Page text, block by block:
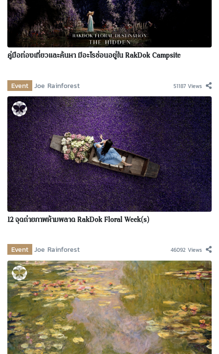
คู่มือท่องเที่ยวและค้นหา มีอะไรซ่อนอยู่ใน RakDok Campsite
Event Joe Rainforest 51187 Views
12 จุดถ่ายภาพห้ามพลาด RakDok Floral Week(s)
Event Joe Rainforest 46092 Views